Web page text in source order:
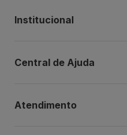
Institucional
Central de Ajuda
Atendimento